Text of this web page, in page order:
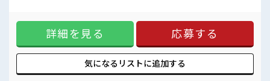
休憩所/ロッカーあり！
ム寮をご用意してます。 寮には駐車場も完備でマイカー通勤
もOK！ 現地までの移動交通費も支給！ なので遠方からお越
しの方も安心です♪ ＼おすすめポイント/ クリーンルーム内
で室内の温度・湿度もキチンと管理されており、 季節に関係
なく年間通して働きやすい環境です。 クリーンルームでの作
業や、 交替勤務の経験がある方もお待ちしております！ 丁寧
詳細を見る 応募する
気になるリストに追加する